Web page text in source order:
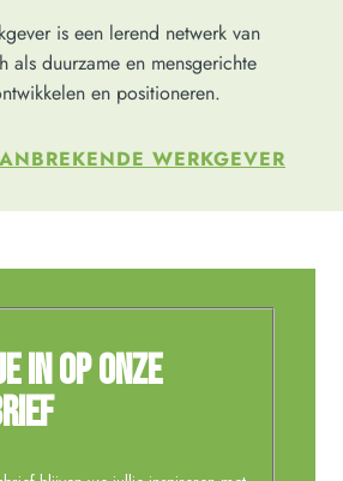
is een lerend netwerk van
als duurzame en mensgerichte
en positioneren.
WERKGEVER